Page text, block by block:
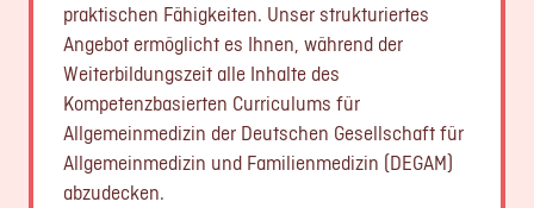
praktischen Fähigkeiten. Unser strukturiertes
Angebot ermöglicht es Ihnen, während der
Weiterbildungszeit alle Inhalte des
Kompetenzbasierten Curriculums für
Allgemeinmedizin der Deutschen Gesellschaft für
Allgemeinmedizin und Familienmedizin (DEGAM)
abzudecken.